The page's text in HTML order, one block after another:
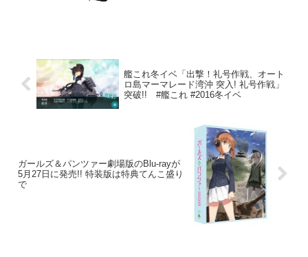
艦これ冬イベ「出撃！礼号作戦、オート
ロ島マーマレード湾沖 突入! 礼号作戦」
突破!! #艦これ #2016冬イベ
ガールズ＆パンツァー劇場版のBlu-rayが
5月27日に発売!! 特装版は特典てんこ盛り
で